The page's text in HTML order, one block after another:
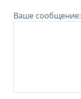
Ваше сообщение: